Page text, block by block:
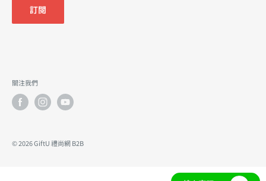
訂閱
關注我們
© 2026 GiftU 禮尚網 B2B